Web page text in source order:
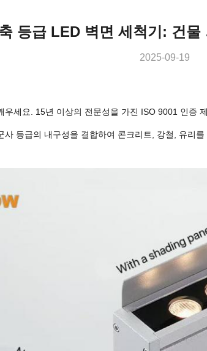
등급 LED 벽면 세척기: 건
2025-09-19
우세요. 15년 이상의 전문성을 가진 ISO 9001 인증
사 등급의 내구성을 결합하여 콘크리트, 강철, 유리